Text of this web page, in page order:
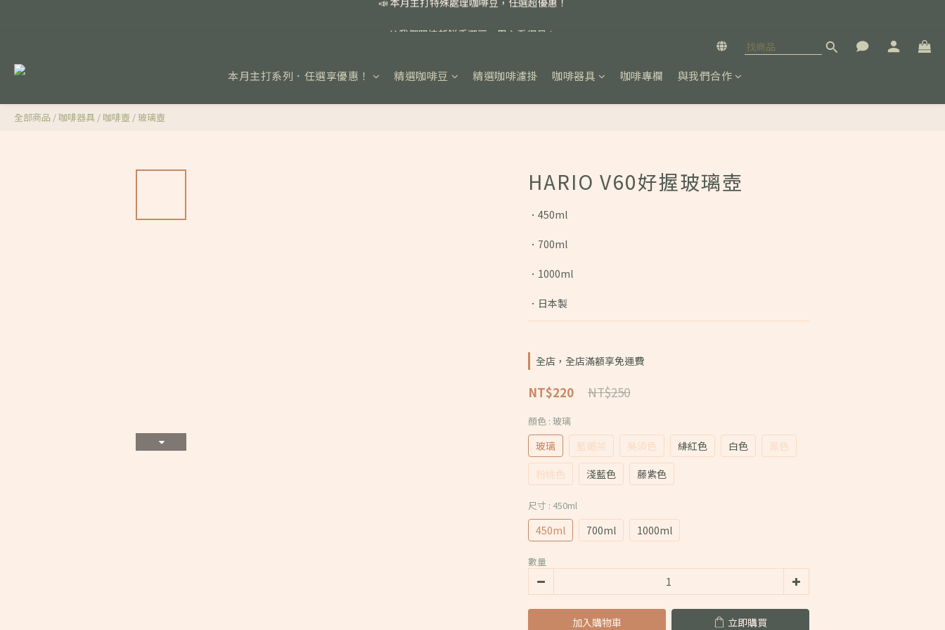
📣 本月主打特殊處理咖啡豆，任選超優惠！
本月主打系列．任選享優惠！ 精選咖啡豆 精選咖啡濾掛 咖啡器具 咖啡專欄 與我們合作
全部商品 / 咖啡器具 / 咖啡壺 /玻璃壺
HARIO V60好握玻璃壺
．450ml
．700ml
．1000ml
．日本製
全店，全店滿額享免運費
NT$250
NT$220
顏色 : 玻璃
玻璃 藍媚茶 吳須色 緋紅色 白色
黑色
粉桃色
淺藍色 藤紫色
尺寸 : 450ml
450ml 700ml 1000ml
數量
加入購物車 立即購買